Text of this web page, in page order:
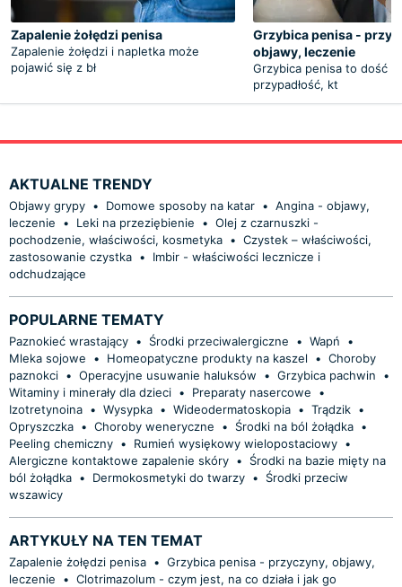
Zapalenie żołędzi penisa
Zapalenie żołędzi i napletka może
pojawić się z bł
Grzybica penisa -
objawy, leczenie
Grzybica penisa to dość
przypadłość, kt
AKTUALNE TRENDY
Objawy grypy • Domowe sposoby na katar • Angina - objawy,
leczenie
• Leki na przeziębienie • Olej z czarnuszki -
pochodzenie, właściwości, kosmetyka • Czystek – właściwości,
zastosowanie czystka •
Imbir - właściwości lecznicze i
odchudzające
POPULARNE TEMATY
Paznokieć wrastający • Środki przeciwalergiczne • Wapń
•
Mleka sojowe
• Homeopatyczne produkty na kaszel • Choroby
paznokci • Operacyjne usuwanie haluksów • Grzybica pachwin
•
Witaminy i minerały dla dzieci • Preparaty nasercowe
•
Izotretynoina • Wysypka • Wideodermatoskopia • Trądzik •
Opryszczka • Choroby weneryczne • Środki na ból żołądka •
Peeling chemiczny • Rumień wysiękowy wielopostaciowy •
Alergiczne kontaktowe zapalenie skóry •
Środki na bazie mięty na
ból żołądka • Dermokosmetyki do twarzy •
Środki przeciw
wszawicy
ARTYKUŁY NA TEN TEMAT
Zapalenie żołędzi penisa • Grzybica penisa - przyczyny, objawy,
leczenie
• Clotrimazolum - czym jest, na co działa i jak go